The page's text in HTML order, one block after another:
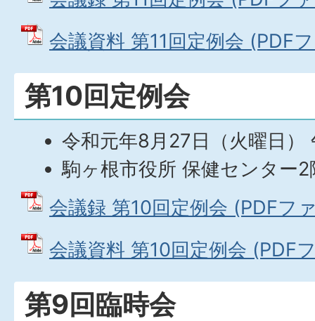
会議資料 第11回定例会 (PDF
第10回定例会
令和元年8月27日（火曜日）
駒ヶ根市役所 保健センター
会議録 第10回定例会 (PDFフ
会議資料 第10回定例会 (PDF
第9回臨時会